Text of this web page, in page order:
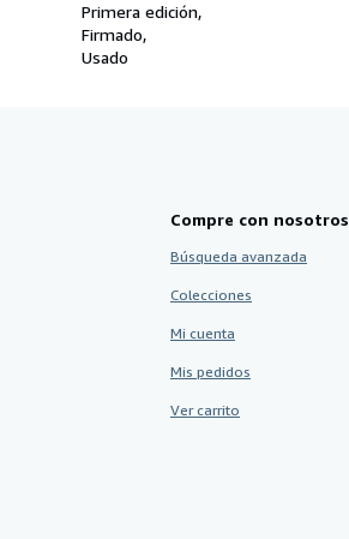
Cooking
Primera edición
Firmado
Usado
Compre con nosotros
Búsqueda avanzada
Colecciones
Mi cuenta
Mis pedidos
Ver carrito